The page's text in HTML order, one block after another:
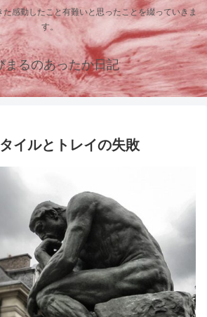
感動したこと有難いと思ったことを綴っていきま
す。
まるのあったか日記
イルとトレイの失敗